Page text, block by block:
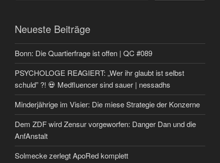
Neueste Beiträge
Bonn: Die Quartierfrage ist offen | QC #089
PSYCHOLOGE REAGIERT: „Wer ihr glaubt ist selbst
schuld” ?! 💀 Medfluencer sind sauer | nessadhs
Minderjährige im Visier: Die miese Strategie der Konzerne
Dem ZDF wird Zensur vorgeworfen: Danger Dan und die
AnfAnstalt
Solmecke zerlegt ApoRed komplett